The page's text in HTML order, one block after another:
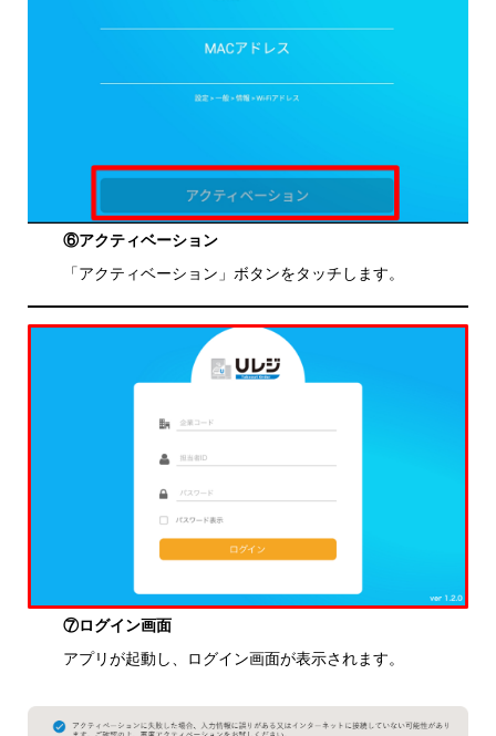
⑥アクティベーション
「アクティベーション」ボタンをタッチします。
⑦ログイン画面
アプリが起動し、ログイン画面が表示されます。